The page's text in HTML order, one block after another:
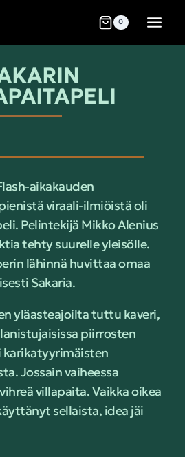
0
aikakauden
viraali-ilmiöistä oli
Pelintekijä Mikko Alenius
tehty suurelle yleisölle.
lähinnä huvittaa omaa
Sakaria.
yläasteajoilta tuttu kaveri,
piirrosten
Jossain vaiheessa
villapaita. Vaikka oikea
sellaista, idea jäi